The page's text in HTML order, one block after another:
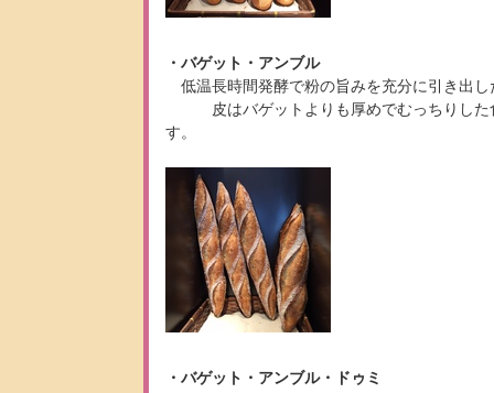
・バゲット・アンブル
低温長時間発酵で粉の旨みを充分に引き出
皮はバゲットよりも厚めでむっちりした
す。
・バゲット・アンブル・ドゥミ